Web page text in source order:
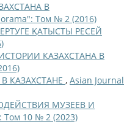
В
Том № 2 (2016)
ҚАТЫСТЫ РЕСЕЙ
КАЗАХСТАНА В
КАЗАХСТАНЕ , Asian Journal
МУЗЕЕВ И
Том 10 № 2 (2023)